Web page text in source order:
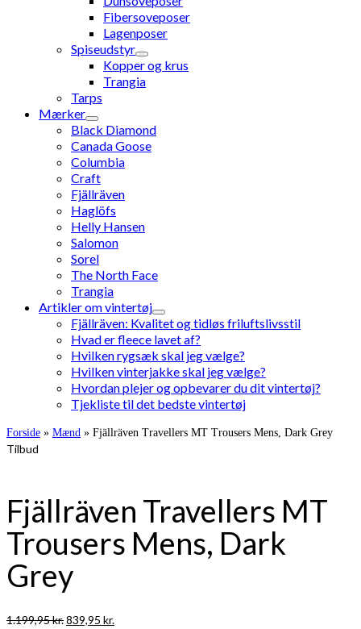
Fibersoveposer
Lagenposer
Spiseudstyr
Kopper og krus
Trangia
Tarps
Mærker
Black Diamond
Canada Goose
Columbia
Craft
Fjällräven
Haglöfs
Helly Hansen
Salomon
Sorel
The North Face
Trangia
Artikler om vintertøj
Fjällräven: Kvalitet og tidløs friluftslivsstil
Hvad er fleece lavet af?
Hvilken rygsæk skal jeg vælge?
Hvilken vinterjakke skal jeg vælge?
Hvordan plejer og opbevarer du dit vintertøj?
Tjekliste til det bedste vintertøj
Forside » Mænd » Fjällräven Travellers MT Trousers Mens, Dark Grey
Tilbud
Fjällräven Travellers MT
Trousers Mens, Dark
Grey
1.199,95kr.Den
839,95 kr.